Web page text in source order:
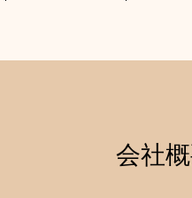
会社